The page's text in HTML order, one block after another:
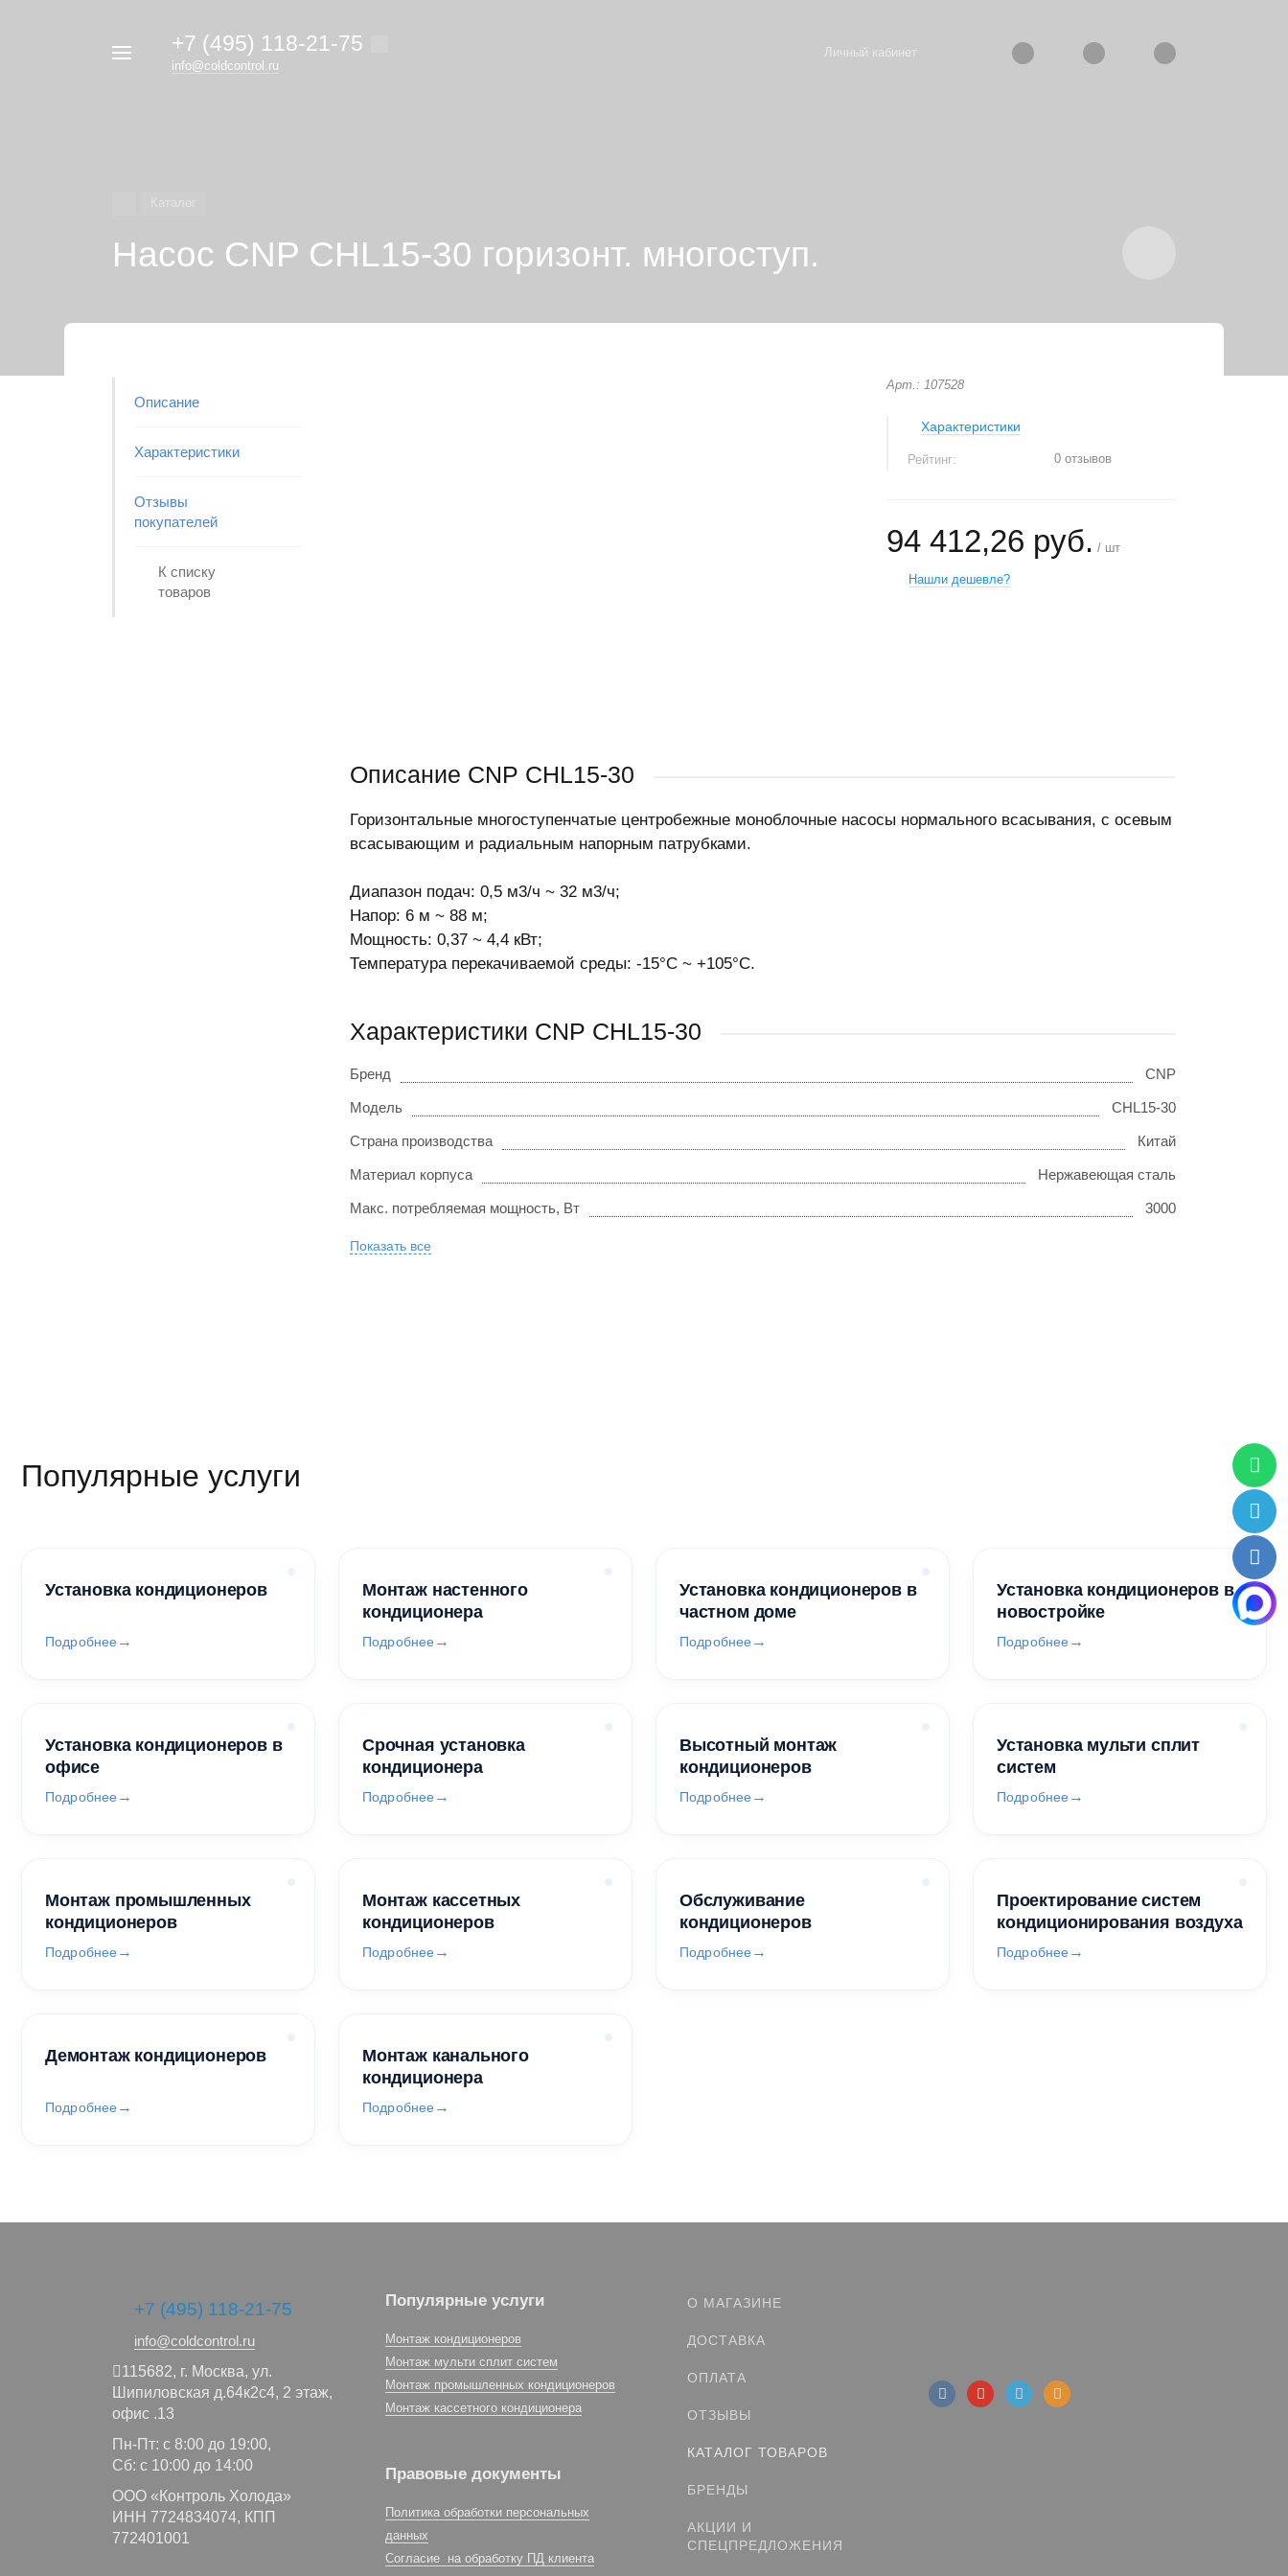
+7 (495) 118-21-75
info@coldcontrol.ru
Личный кабинет
Насос CNP CHL15-30 горизонт. многоступ.
Описание
Характеристики
Отзывы
покупателей
К списку
товаров
Арт.: 107528
Характеристики
Рейтинг: 0 отзывов
94 412,26 руб. / шт
Нашли дешевле?
Описание CNP CHL15-30
Горизонтальные многоступенчатые центробежные моноблочные насосы нормального всасывания, с осевым
всасывающим и радиальным напорным патрубками.
Диапазон подач: 0,5 м3/ч ~ 32 м3/ч;
Напор: 6 м ~ 88 м;
Мощность: 0,37 ~ 4,4 кВт;
Температура перекачиваемой среды: -15°С ~ +105°С.
Характеристики CNP CHL15-30
Бренд CNP
Модель CHL15-30
Страна производства Китай
Материал корпуса Нержавеющая сталь
Макс. потребляемая мощность, Вт 3000
Показать все
Популярные услуги
Установка кондиционеров
Подробнее
Монтаж настенного
кондиционера
Подробнее
Установка кондиционеров в
частном доме
Подробнее
Установка кондиционеров в
новостройке
Подробнее
Установка кондиционеров в
офисе
Подробнее
Срочная установка
кондиционера
Подробнее
Высотный монтаж
кондиционеров
Подробнее
Установка мульти сплит
систем
Подробнее
Монтаж промышленных
кондиционеров
Подробнее
Монтаж кассетных
кондиционеров
Подробнее
Обслуживание
кондиционеров
Подробнее
Проектирование систем
кондиционирования воздуха
Подробнее
Демонтаж кондиционеров
Подробнее
Монтаж канального
кондиционера
Подробнее
+7 (495) 118-21-75
info@coldcontrol.ru
115682, г. Москва, ул.
Шипиловская д.64к2с4, 2 этаж,
офис .13
Пн-Пт: с 8:00 до 19:00,
Сб: с 10:00 до 14:00
ООО «Контроль Холода»
ИНН 7724834074, КПП
772401001
Популярные услуги
Монтаж кондиционеров
Монтаж мульти сплит систем
Монтаж промышленных кондиционеров
Монтаж кассетного кондиционера
Правовые документы
Политика обработки персональных
данных
Согласие на обработку ПД клиента
О МАГАЗИНЕ
ДОСТАВКА
ОПЛАТА
ОТЗЫВЫ
КАТАЛОГ ТОВАРОВ
БРЕНДЫ
АКЦИИ И
СПЕЦПРЕДЛОЖЕНИЯ